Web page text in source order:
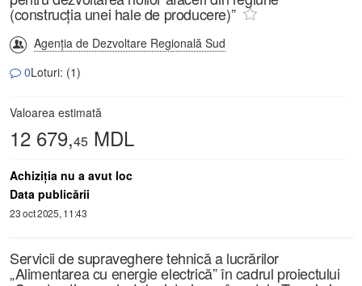
(construcția unei hale de producere)”
Agenția de Dezvoltare Regională Sud
0Loturi: (1)
Valoarea estimată
12 679,45 MDL
Achiziţia nu a avut loc
Data publicării
23 oct 2025, 11:43
Servicii de supraveghere tehnică a lucrărilor
„Alimentarea cu energie electrică” în cadrul proiectului